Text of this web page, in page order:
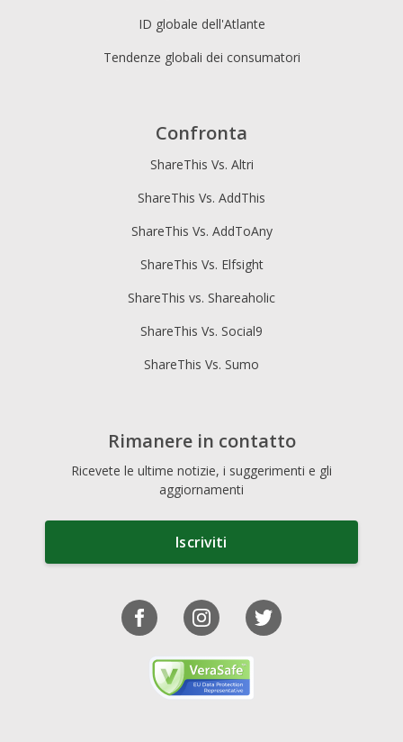
ID globale dell'Atlante
Tendenze globali dei consumatori
Confronta
ShareThis Vs. Altri
ShareThis Vs. AddThis
ShareThis Vs. AddToAny
ShareThis Vs. Elfsight
ShareThis vs. Shareaholic
ShareThis Vs. Social9
ShareThis Vs. Sumo
Rimanere in contatto
Ricevete le ultime notizie, i suggerimenti e gli
aggiornamenti
Iscriviti